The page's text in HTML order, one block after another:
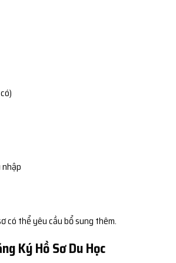
có thể yêu cầu bổ sung thêm.
Ký Hồ Sơ Du Học